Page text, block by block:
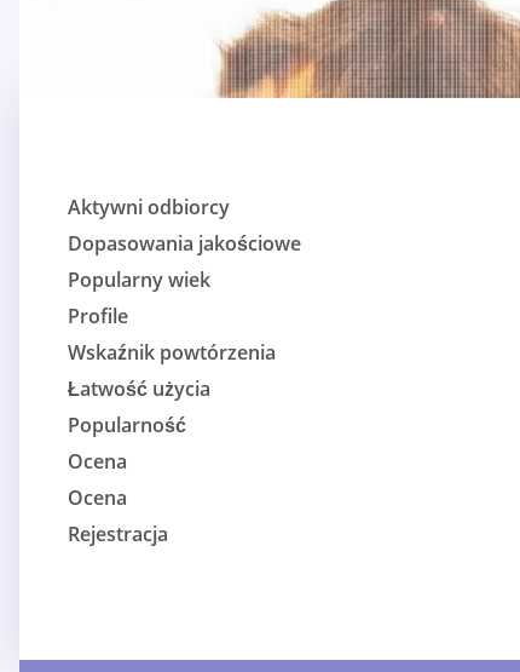
Aktywni odbiorcy
Dopasowania jakościowe
Popularny wiek
Profile
Wskaźnik powtórzenia
Łatwość użycia
Popularność
Ocena
Ocena
Rejestracja